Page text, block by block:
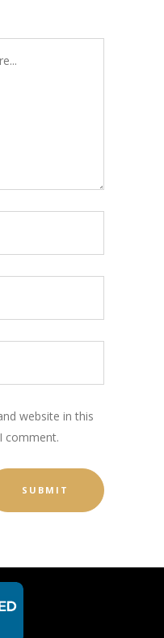
website in this
comment.